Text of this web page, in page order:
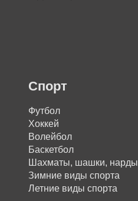
Спорт
Футбол
Хоккей
Волейбол
Баскетбол
Шахматы, шашки, нарды
Зимние виды спорта
Летние виды спорта